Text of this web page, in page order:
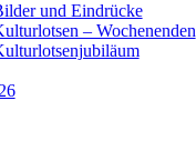
und Eindrücke
– Wochenenden